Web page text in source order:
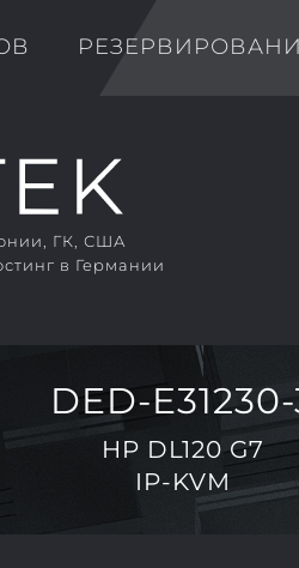
ГК, США
в Германии
DED-
HP DL120 G7
IP-KVM